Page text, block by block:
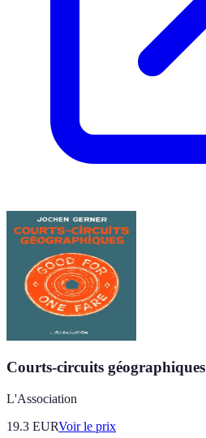
Courts-circuits géographiques
L'Association
19.3 EURVoir le prix